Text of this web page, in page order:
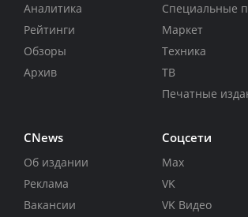
Аналитика
Рейтинги
Обзоры
Архив
Специальные
Маркет
Техника
ТВ
Печатные
CNews
Об издании
Реклама
Вакансии
Соцсети
Max
VK
VK Видео